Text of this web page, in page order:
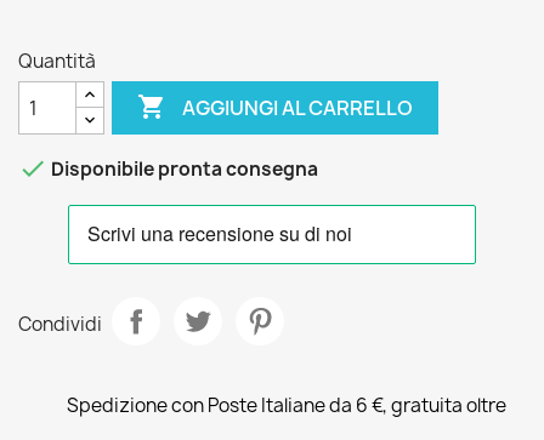
Quantità
 AGGIUNGI AL CARRELLO
 Disponibile pronta consegna
Condividi
Spedizione con Poste Italiane da 6 €, gratuita oltre